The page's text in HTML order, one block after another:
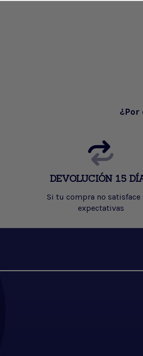
DEVOLUCIÓN 15
Si tu compra no satisface
expectativas